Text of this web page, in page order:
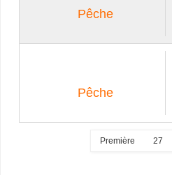
Pêche
Pêche
Première 27